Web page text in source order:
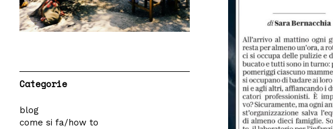
Categorie
blog
come si fa/how to